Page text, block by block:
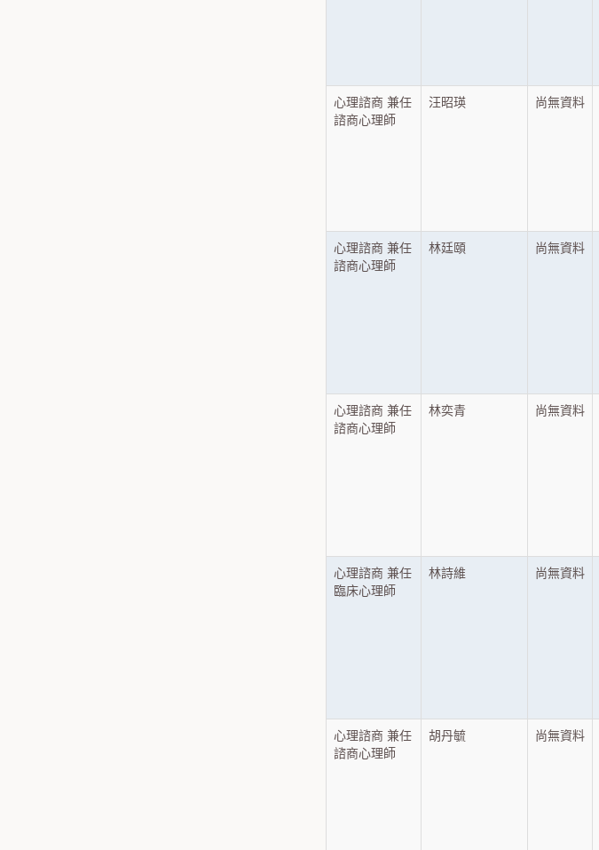
心理諮商 兼任
諮商心理師
汪昭瑛 尚無資料
心理諮商 兼任
諮商心理師
林廷頤 尚無資料
心理諮商 兼任
諮商心理師
林奕青 尚無資料
心理諮商 兼任
臨床心理師
林詩維 尚無資料
心理諮商 兼任
諮商心理師
胡丹毓 尚無資料